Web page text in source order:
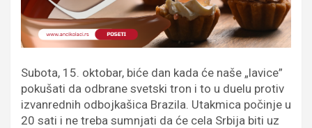
Subota, 15. oktobar, biće dan kada će naše „lavice”
pokušati da odbrane svetski tron i to u duelu protiv
izvanrednih odbojkašica Brazila. Utakmica počinje u
20 sati i ne treba sumnjati da će cela Srbija biti uz